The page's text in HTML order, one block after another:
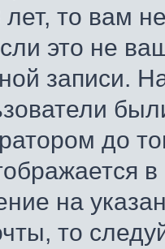
то вам
это не
записи.
до
на
то